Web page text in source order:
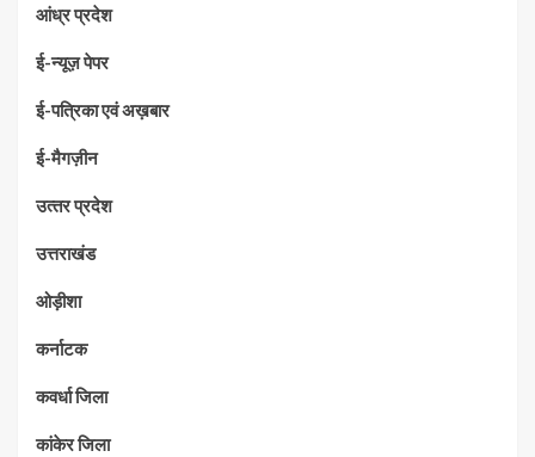
आंध्र प्रदेश
ई-न्यूज़ पेपर
ई-पत्रिका एवं अख़बार
ई-मैगज़ीन
उत्‍तर प्रदेश
उत्तराखंड
ओड़ीशा
कर्नाटक
कवर्धा जिला
कांकेर जिला